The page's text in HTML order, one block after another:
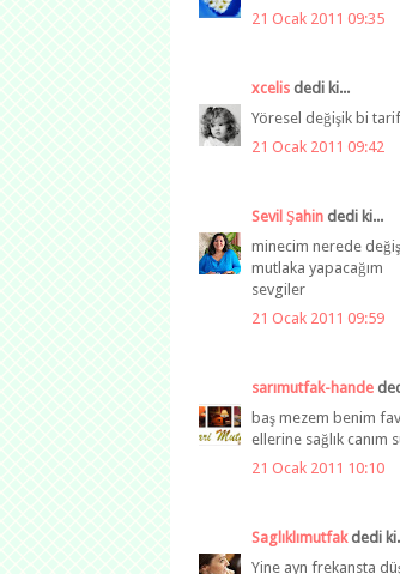
21 Ocak 2011 09:35
xcelis dedi ki...
Yöresel değişik bi
21 Ocak 2011 09:42
Sevil Şahin dedi ki...
minecim nerede
mutlaka yapacağım
sevgiler
21 Ocak 2011 09:59
sarımutfak-hande
baş mezem benim
ellerine sağlık
21 Ocak 2011 10:10
Saglıklımutfakdedi
Yine ayn frekansta